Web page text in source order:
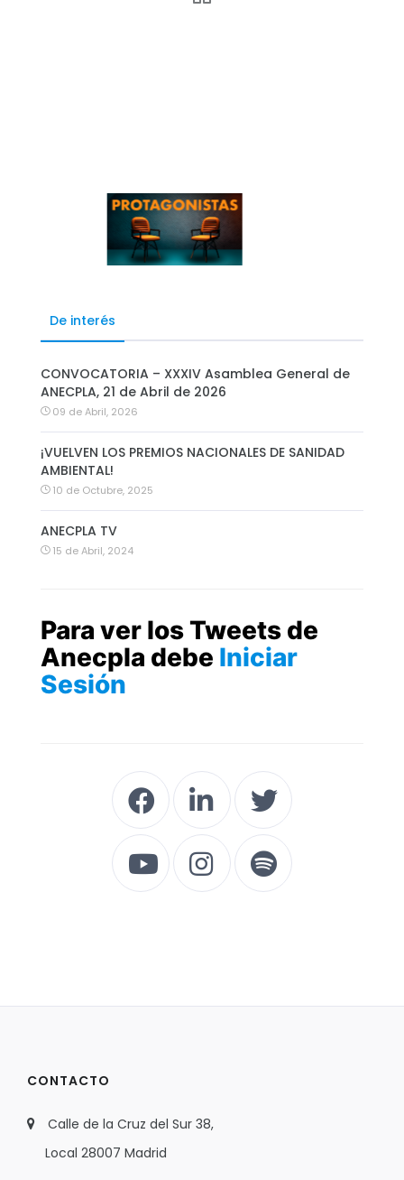
De interés
CONVOCATORIA – XXXIV Asamblea General de
ANECPLA, 21 de Abril de 2026
09 de Abril, 2026
¡VUELVEN LOS PREMIOS NACIONALES DE SANIDAD
AMBIENTAL!
10 de Octubre, 2025
ANECPLA TV
15 de Abril, 2024
Para ver los Tweets de
Anecpla debe Iniciar
Sesión
CONTACTO
Calle de la Cruz del Sur 38,
Local 28007 Madrid